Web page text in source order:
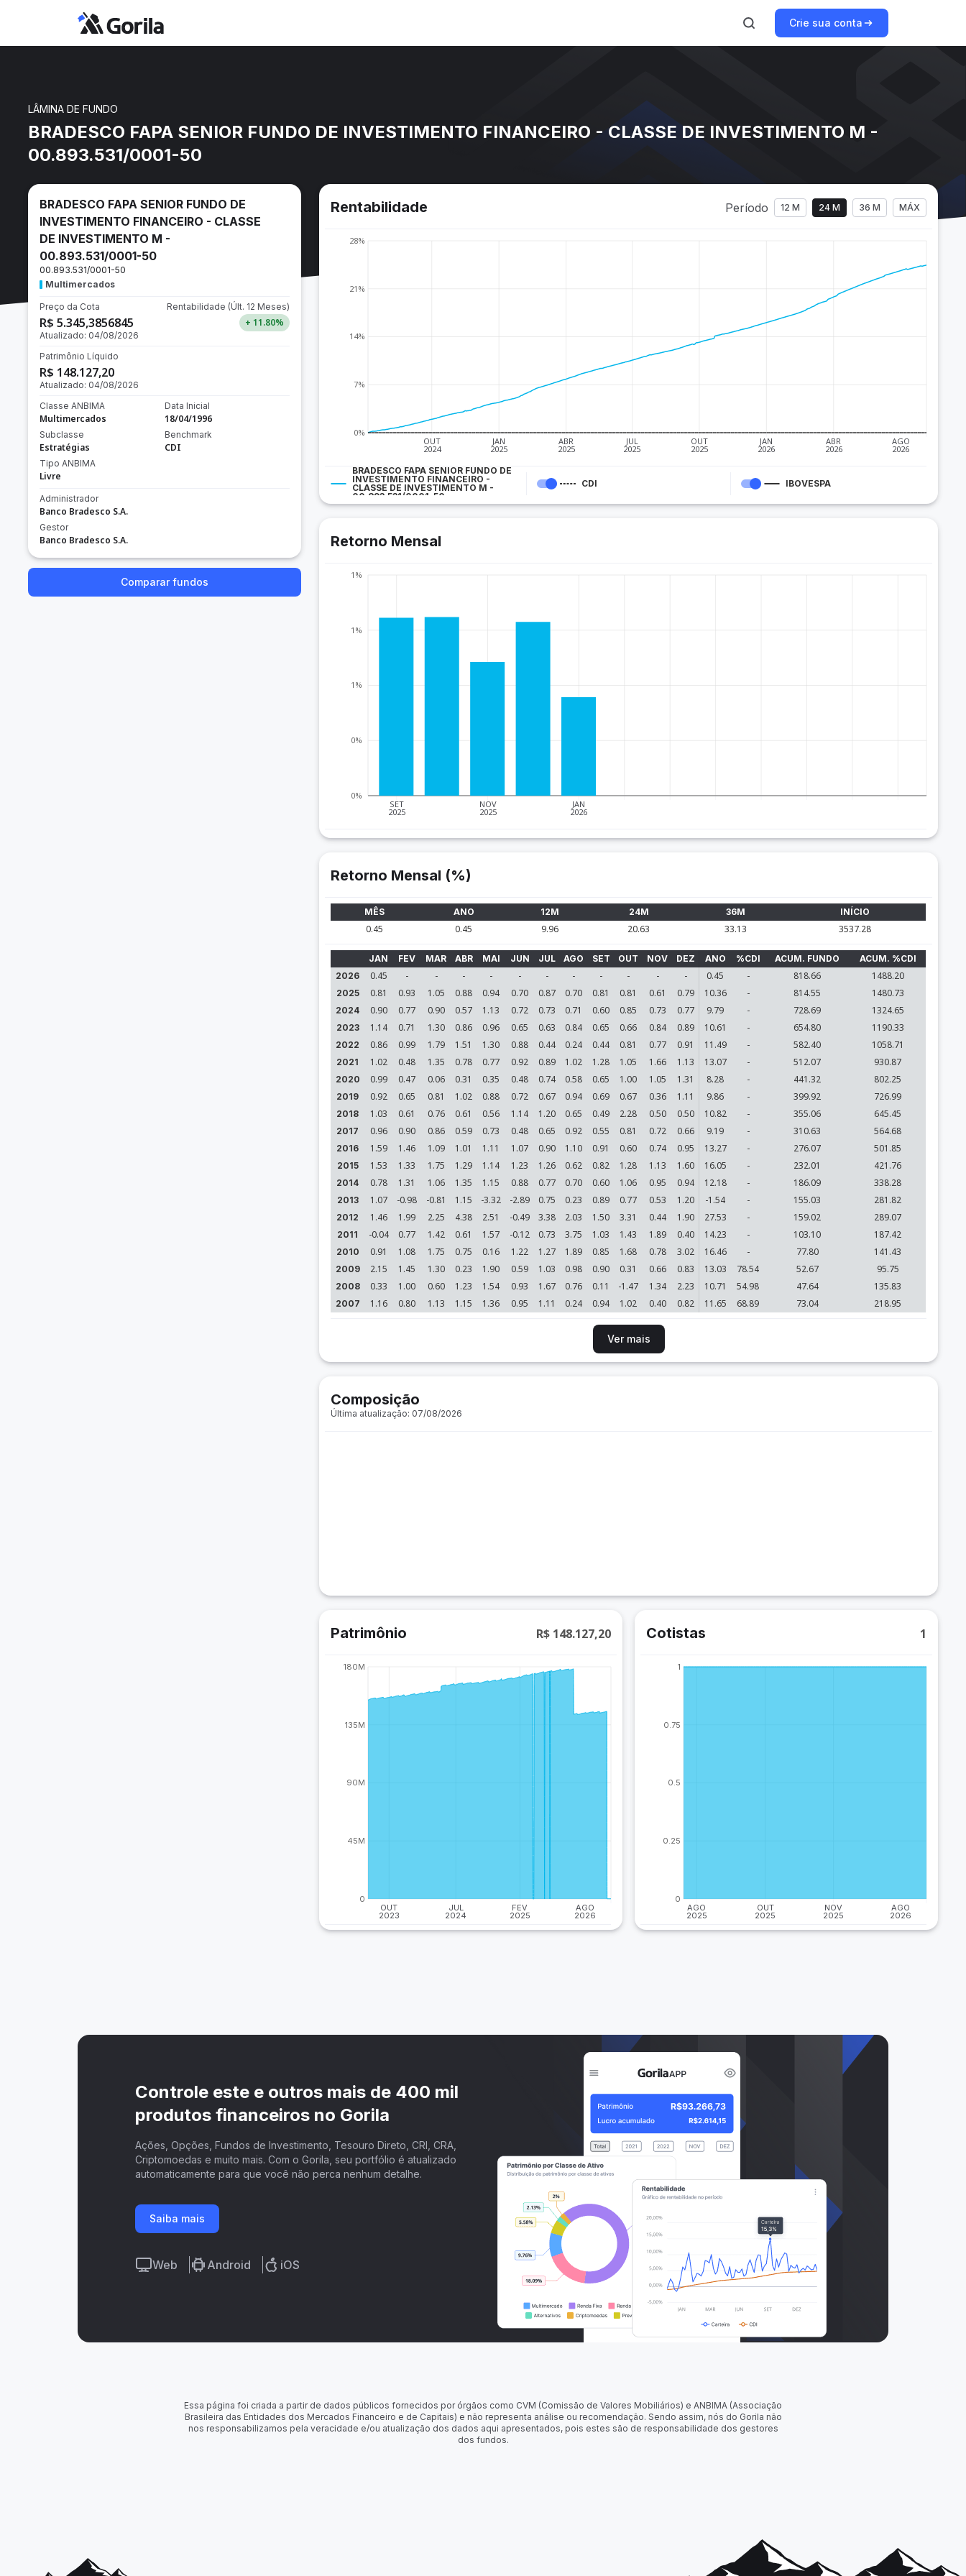
Crie sua conta
LÂMINA DE FUNDO
BRADESCO FAPA SENIOR FUNDO DE INVESTIMENTO FINANCEIRO - CLASSE DE INVESTIMENTO M -
00.893.531/0001-50
BRADESCO FAPA SENIOR FUNDO DE
INVESTIMENTO FINANCEIRO - CLASSE
DE INVESTIMENTO M -
00.893.531/0001-50
00.893.531/0001-50
Multimercados
Preço da Cota
R$ 5.345,3856845
Atualizado: 04/08/2026
Rentabilidade (Últ. 12 Meses)
+ 11.80%
Patrimônio Líquido
R$ 148.127,20
Atualizado: 04/08/2026
Classe ANBIMA
Multimercados
Subclasse
Estratégias
Tipo ANBIMA
Livre
Data Inicial
18/04/1996
Benchmark
CDI
Administrador
Banco Bradesco S.A.
Gestor
Banco Bradesco S.A.
Comparar fundos
Rentabilidade Período 12 M 24 M 36 M MÁX
OUT
2024
JAN
2025
ABR
2025
JUL
2025
OUT
2025
JAN
2026
ABR
2026
AGO
2026
0%
7%
14%
21%
28%
BRADESCO FAPA SENIOR FUNDO DE
INVESTIMENTO FINANCEIRO -
CLASSE DE INVESTIMENTO M -
00.893.531/0001-50
CDI IBOVESPA
Retorno Mensal
SET
2025
NOV
2025
JAN
2026
0%
0%
1%
1%
1%
Retorno Mensal (%)
MÊS ANO 12M 24M 36M INÍCIO
0.45 0.45 9.96 20.63 33.13 3537.28
JAN FEV MAR ABR MAI JUN JUL AGO SET OUT NOV DEZ ANO %CDI ACUM. FUNDO
ACUM. %CDI
2026
0.45 - - - - - - - - - - - 0.45 - 818.66 1488.20
2025 0.81 0.93 1.05 0.88 0.94 0.70 0.87 0.70 0.81 0.81 0.61 0.79 10.36 - 814.55 1480.73
2024 0.90 0.77 0.90 0.57 1.13 0.72 0.73 0.71 0.60 0.85 0.73 0.77 9.79 - 728.69 1324.65
2023 1.14 0.71 1.30 0.86 0.96 0.65 0.63 0.84 0.65 0.66 0.84 0.89 10.61 - 654.80 1190.33
2022 0.86 0.99 1.79 1.51 1.30 0.88 0.44 0.24 0.44 0.81 0.77 0.91 11.49 - 582.40 1058.71
2021 1.02 0.48 1.35 0.78 0.77 0.92 0.89 1.02 1.28 1.05 1.66 1.13 13.07 - 512.07 930.87
2020 0.99 0.47 0.06 0.31 0.35 0.48 0.74 0.58 0.65 1.00 1.05 1.31 8.28 - 441.32 802.25
2019 0.92 0.65 0.81 1.02 0.88 0.72 0.67 0.94 0.69 0.67 0.36 1.11 9.86 - 399.92 726.99
2018 1.03 0.61 0.76 0.61 0.56 1.14 1.20 0.65 0.49 2.28 0.50 0.50 10.82 - 355.06 645.45
2017 0.96 0.90 0.86 0.59 0.73 0.48 0.65 0.92 0.55 0.81 0.72 0.66 9.19 - 310.63 564.68
2016 1.59 1.46 1.09 1.01 1.11 1.07 0.90 1.10 0.91 0.60 0.74 0.95 13.27 - 276.07 501.85
2015 1.53 1.33 1.75 1.29 1.14 1.23 1.26 0.62 0.82 1.28 1.13 1.60 16.05 - 232.01 421.76
2014 0.78 1.31 1.06 1.35 1.15 0.88 0.77 0.70 0.60 1.06 0.95 0.94 12.18 - 186.09 338.28
2013 1.07 -0.98 -0.81 1.15 -3.32 -2.89 0.75 0.23 0.89 0.77 0.53 1.20 -1.54 - 155.03 281.82
2012 1.46 1.99 2.25 4.38 2.51 -0.49 3.38 2.03 1.50 3.31 0.44 1.90 27.53 - 159.02 289.07
2011 -0.04 0.77 1.42 0.61 1.57 -0.12 0.73 3.75 1.03 1.43 1.89 0.40 14.23 - 103.10 187.42
2010 0.91 1.08 1.75 0.75 0.16 1.22 1.27 1.89 0.85 1.68 0.78 3.02 16.46 - 77.80 141.43
2009 2.15 1.45 1.30 0.23 1.90 0.59 1.03 0.98 0.90 0.31 0.66 0.83 13.03 78.54 52.67 95.75
2008 0.33 1.00 0.60 1.23 1.54 0.93 1.67 0.76 0.11 -1.47 1.34 2.23 10.71 54.98 47.64 135.83
2007 1.16 0.80 1.13 1.15 1.36 0.95 1.11 0.24 0.94 1.02 0.40 0.82 11.65 68.89 73.04 218.95
Ver mais
Composição
Última atualização: 07/08/2026
Patrimônio R$ 148.127,20
OUT
2023
JUL
2024
FEV
2025
AGO
2026
0
45M
90M
135M
180M
Cotistas 1
AGO
2025
OUT
2025
NOV
2025
AGO
2026
0
0.25
0.5
0.75
1
Controle este e outros mais de 400 mil
produtos financeiros no Gorila
Ações, Opções, Fundos de Investimento, Tesouro Direto, CRI, CRA,
Criptomoedas e muito mais. Com o Gorila, seu portfólio é atualizado
automaticamente para que você não perca nenhum detalhe.
Saiba mais
Web Android iOS
Essa página foi criada a partir de dados públicos fornecidos por órgãos como CVM (Comissão de Valores Mobiliários) e ANBIMA (Associação
Brasileira das Entidades dos Mercados Financeiro e de Capitais) e não representa análise ou recomendação. Sendo assim, nós do Gorila não
nos responsabilizamos pela veracidade e/ou atualização dos dados aqui apresentados, pois estes são de responsabilidade dos gestores
dos fundos.